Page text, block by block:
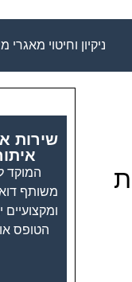
ניקיון וחיטוי מאגרי
שירות
המוקד
משותף
הטופס או